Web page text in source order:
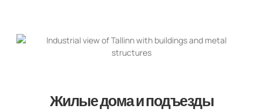
Жилые дома и подъезды